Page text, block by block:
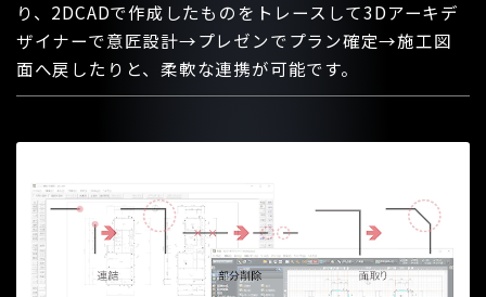
り、2DCADで作成したものをトレースして3Dアーキデ
ザイナーで意匠設計→プレゼンでプラン確定→施工図
面へ戻したりと、柔軟な連携が可能です。